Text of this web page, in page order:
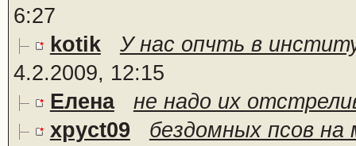
6:27
kotik
У нас опчть в
4.2.2009, 12:15
Елена
не надо их
xpyct09
бездомных псов